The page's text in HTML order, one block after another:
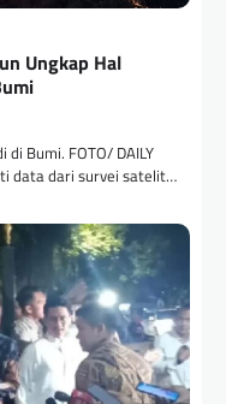
Ungkap Hal
Bumi. FOTO/ DAILY
data dari survei satelit…